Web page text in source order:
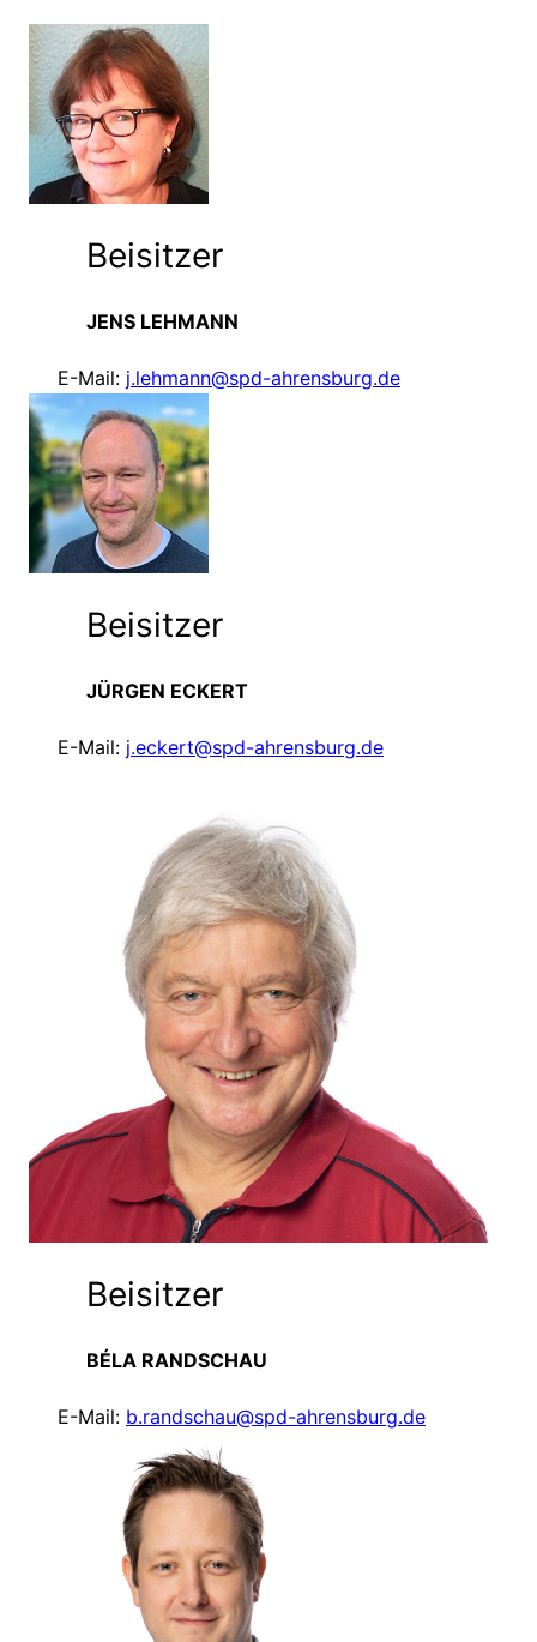
Beisitzer
JENS LEHMANN
E-Mail: j.lehmann@spd-ahrensburg.de
Beisitzer
JÜRGEN ECKERT
E-Mail: j.eckert@spd-ahrensburg.de
Beisitzer
BÉLA RANDSCHAU
E-Mail: b.randschau@spd-ahrensburg.de